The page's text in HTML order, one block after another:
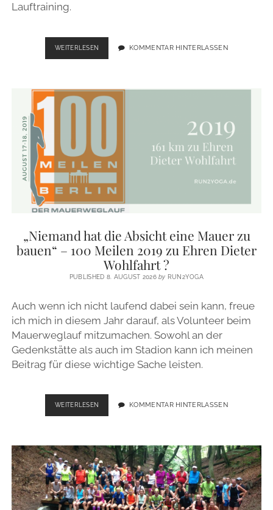
Lauftraining.
WEITERLESEN
FÜR
LAUFKLUB
BERLIN
KOMMENTAR HINTERLASSEN
„Niemand hat die Absicht eine Mauer zu
bauen“ – 100 Meilen 2019 zu Ehren Dieter
Wohlfahrt ?
PUBLISHED 8. AUGUST 2026by RUN2YOGA
Auch wenn ich nicht laufend dabei sein kann, freue
ich mich in diesem Jahr darauf, als Volunteer beim
Mauerweglauf mitzumachen. Sowohl an der
Gedenkstätte als auch im Stadion kann ich meinen
Beitrag für diese wichtige Sache leisten.
WEITERLESEN
„NIEMAND
HAT
EINE
MAUER
ZU
BAUEN“
–
100
KOMMENTAR HINTERLASSEN